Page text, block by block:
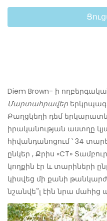
Diem Brown- ի
Մարտահրավեր
Քաղցկեղի դեմ
իրականության աստղը
հիվանդանոցում ՝ 34
ընկեր , Քրիս «CT»
կողքին էր և տարիների
կիսվեց մի քանի
նշանվե՞լ էին նրա մահից